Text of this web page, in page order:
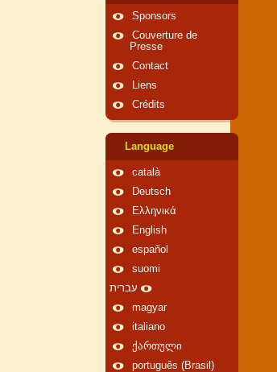
Sponsors
Couverture de
Presse
Contact
Liens
Crédits
Language
català
Deutsch
Ελληνικά
English
español
suomi
עברית
magyar
italiano
ქართული
português (Brasil)